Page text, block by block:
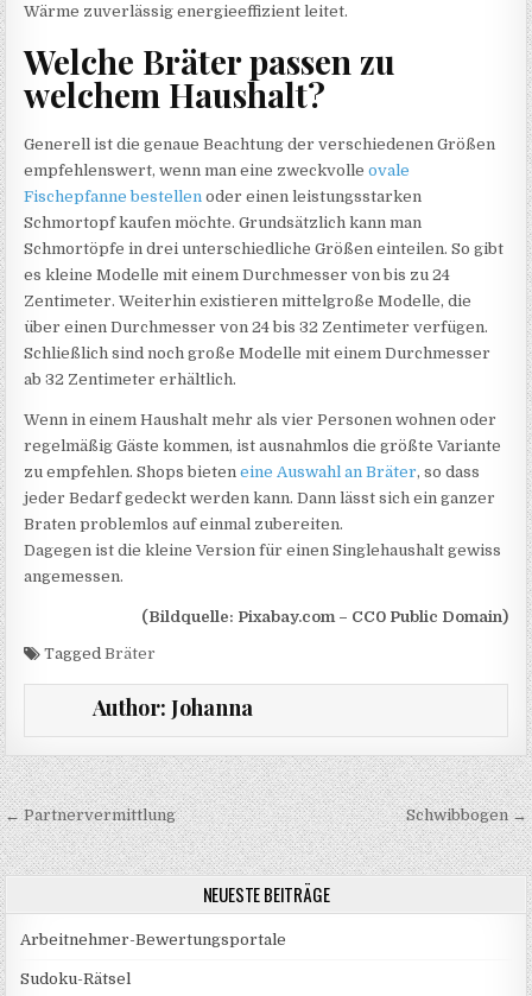
Wärme zuverlässig energieeffizient leitet.
Welche Bräter passen zu
welchem Haushalt?
Generell ist die genaue Beachtung der verschiedenen Größen
empfehlenswert, wenn man eine zweckvolleovale
Fischepfanne bestellen oder einen leistungsstarken
Schmortopf kaufen möchte. Grundsätzlich kann man
Schmortöpfe in drei unterschiedliche Größen einteilen. So gibt
es kleine Modelle mit einem Durchmesser von bis zu 24
Zentimeter. Weiterhin existieren mittelgroße Modelle, die
über einen Durchmesser von 24 bis 32 Zentimeter verfügen.
Schließlich sind noch große Modelle mit einem Durchmesser
ab 32 Zentimeter erhältlich.
Wenn in einem Haushalt mehr als vier Personen wohnen oder
regelmäßig Gäste kommen, ist ausnahmlos die größte Variante
zu empfehlen. Shops bieteneine Auswahl an Bräter, so dass
jeder Bedarf gedeckt werden kann. Dann lässt sich ein ganzer
Braten problemlos auf einmal zubereiten.
Dagegen ist die kleine Version für einen Singlehaushalt gewiss
angemessen.
(Bildquelle: Pixabay.com – CC0 Public Domain)
TaggedBräter
Author: Johanna
Beitragsnavigation
← Partnervermittlung Schwibbogen →
NEUESTE BEITRÄGE
Arbeitnehmer-Bewertungsportale
Sudoku-Rätsel